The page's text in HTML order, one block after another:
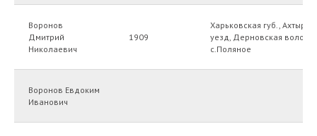
Воронов
Дмитрий
Николаевич
1909
Харьковская губ.,
уезд, Дерновская
с.Поляное
Воронов Евдоким
Иванович